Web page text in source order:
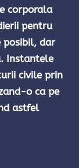
corporala
pentru
posibil, dar
Instantele
civile prin
o ca pe
astfel